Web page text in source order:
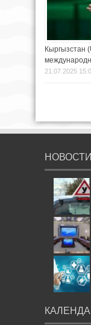
Кыргызстан
21.07.2025